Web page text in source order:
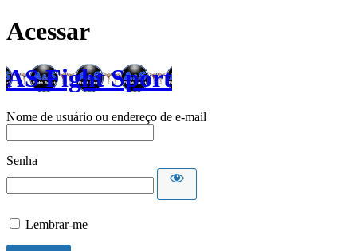
Acessar
AS Fight Sport
Nome de usuário ou endereço de e-mail
Senha
Lembrar-me